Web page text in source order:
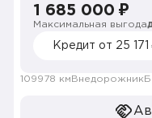
1 685 000 ₽
Максимальная выгода
Кредит от 25
109978 км Внедорожник